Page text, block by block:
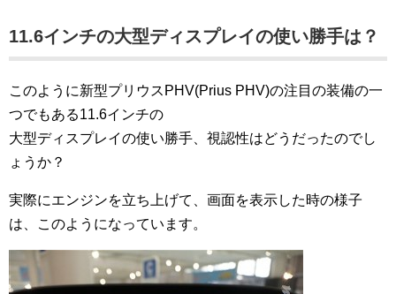
11.6インチの大型ディスプレイの使い勝手は？
このように新型プリウスPHV(Prius PHV)の注目の装備の一
つでもある11.6インチの
大型ディスプレイの使い勝手、視認性はどうだったのでし
ょうか？
実際にエンジンを立ち上げて、画面を表示した時の様子
は、このようになっています。